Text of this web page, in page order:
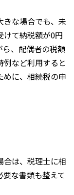
きな場合でも、未
けて納税額が0円
ら、配偶者の税額
など利用すると
めに、相続税の申
合は、税理士に相
な書類も整えて